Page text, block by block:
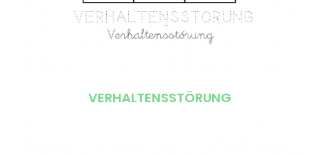
VERHALTENSSTÖRUNG